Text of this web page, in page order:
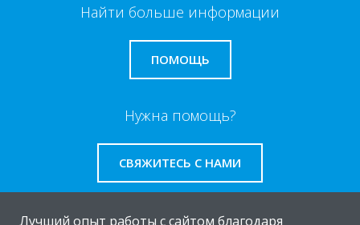
Найти больше информации
ПОМОЩЬ
Нужна помощь?
СВЯЖИТЕСЬ С НАМИ
Лучший опыт работы с сайтом благодаря